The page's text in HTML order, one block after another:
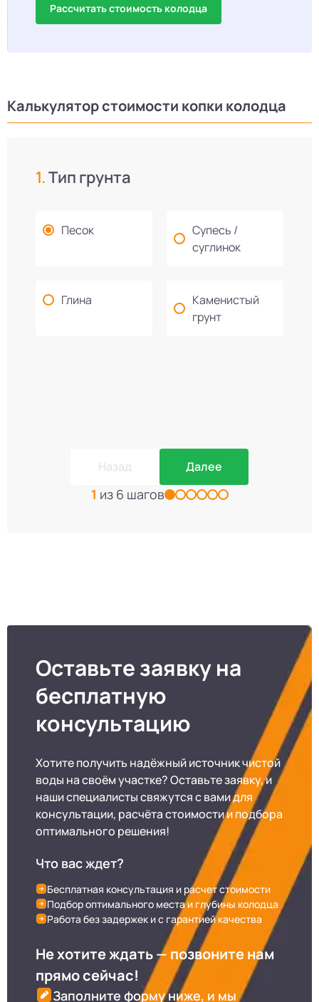
Рассчитать стоимость колодца
Калькулятор стоимости копки колодца
1.Тип грунта
Песок
Супесь /
суглинок
Глина
Каменистый
грунт
1 из 6 шагов
Назад Далее
Оставьте заявку на
бесплатную
консультацию
Хотите получить надёжный источник чистой
воды на своём участке? Оставьте заявку, и
наши специалисты свяжутся с вами для
консультации, расчёта стоимости и подбора
оптимального решения!
Что вас ждет?
Бесплатная консультация и расчет стоимости
Подбор оптимального места и глубины колодца
Работа без задержек и с гарантией качества
Не хотите ждать — позвоните нам
прямо сейчас!
Заполните форму ниже, и мы